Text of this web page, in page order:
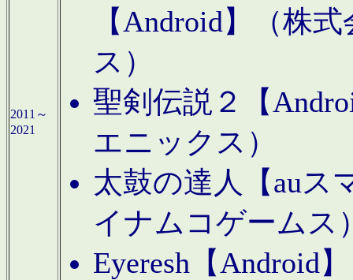
2011～
2021
【Android】（株
ス）
聖剣伝説２【
エニックス）
太鼓の達人【auス
イナムコゲームス
Eyeresh【Android